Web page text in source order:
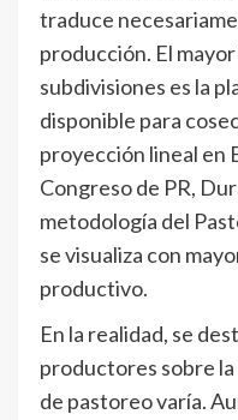
traduce
producción. El
subdivisiones es la
disponible para
proyección lineal en
Congreso de PR,
metodología del
se visualiza con
productivo.
En la realidad, se
productores sobre
de pastoreo varía.